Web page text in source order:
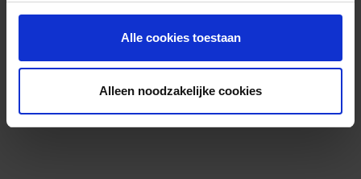
Alle cookies toestaan
Alleen noodzakelijke cookies